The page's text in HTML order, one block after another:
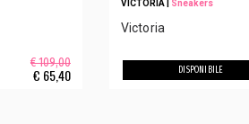
€ 109,00
€ 65,40
VICTORIA Sneakers
Victoria
DISPONIBILE